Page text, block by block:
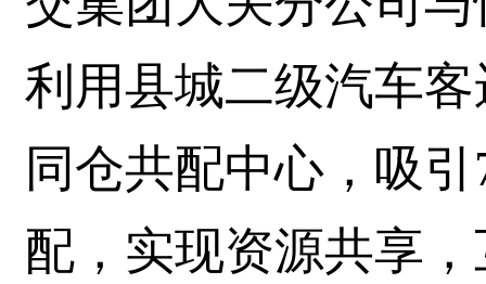
利用县城二级汽车
同仓共配中心，吸
配，实现资源共享